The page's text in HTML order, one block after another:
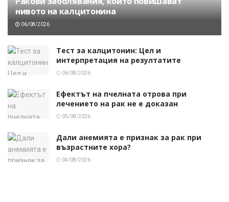
нивото на калцитонина
06/08/2026
Тест за калцитонин: Цел и
интерпретация на резултатите
06/08/2026
Ефектът на пчелната отрова при
лечението на рак не е доказан
05/08/2026
Дали анемията е признак за рак при
възрастните хора?
04/08/2026